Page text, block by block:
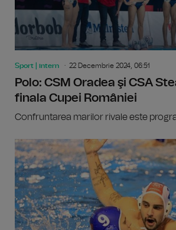
Sport | intern 22 Decembrie 2024, 06:51
Polo: CSM Oradea şi CSA
finala Cupei României
Confruntarea marilor rivale este